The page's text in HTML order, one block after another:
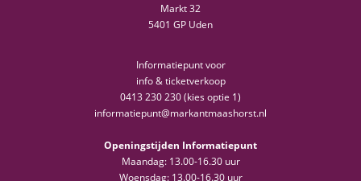
Markt 32
5401 GP Uden
Informatiepunt voor
info & ticketverkoop
0413 230 230 (kies optie 1)
informatiepunt@markantmaashorst.nl
Openingstijden Informatiepunt
Maandag: 13.00-16.30 uur
Woensdag: 13.00-16.30 uur